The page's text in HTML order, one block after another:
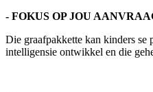
- FOKUS OP JOU
Die graafpakkette kan kinders se
intelligensie ontwikkel en die